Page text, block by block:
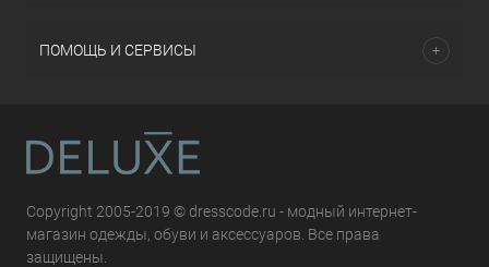
ПОМОЩЬ И СЕРВИСЫ
Copyright 2005-2019 © dresscode.ru - модный интернет-
магазин одежды, обуви и аксессуаров. Все права
защищены.